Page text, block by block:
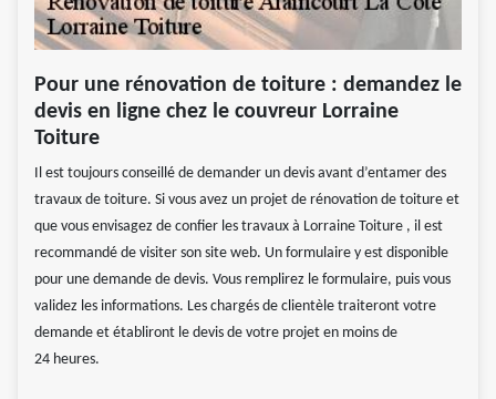
Pour une rénovation de toiture : demandez le
devis en ligne chez le couvreur Lorraine
Toiture
Il est toujours conseillé de demander un devis avant d’entamer des
travaux de toiture. Si vous avez un projet de rénovation de toiture et
que vous envisagez de confier les travaux à Lorraine Toiture , il est
recommandé de visiter son site web. Un formulaire y est disponible
pour une demande de devis. Vous remplirez le formulaire, puis vous
validez les informations. Les chargés de clientèle traiteront votre
demande et établiront le devis de votre projet en moins de
24 heures.